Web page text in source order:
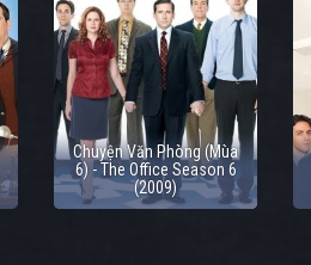
Chuyện Văn Phòng (Mùa
6) - The Office Season 6
(2009)